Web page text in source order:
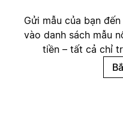
Gửi mẫu của bạn
vào danh sách mẫu
tiền – tất cả chỉ